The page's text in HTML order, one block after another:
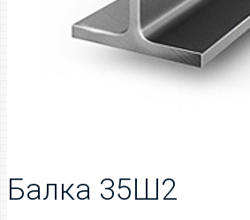
Балка 35Ш2